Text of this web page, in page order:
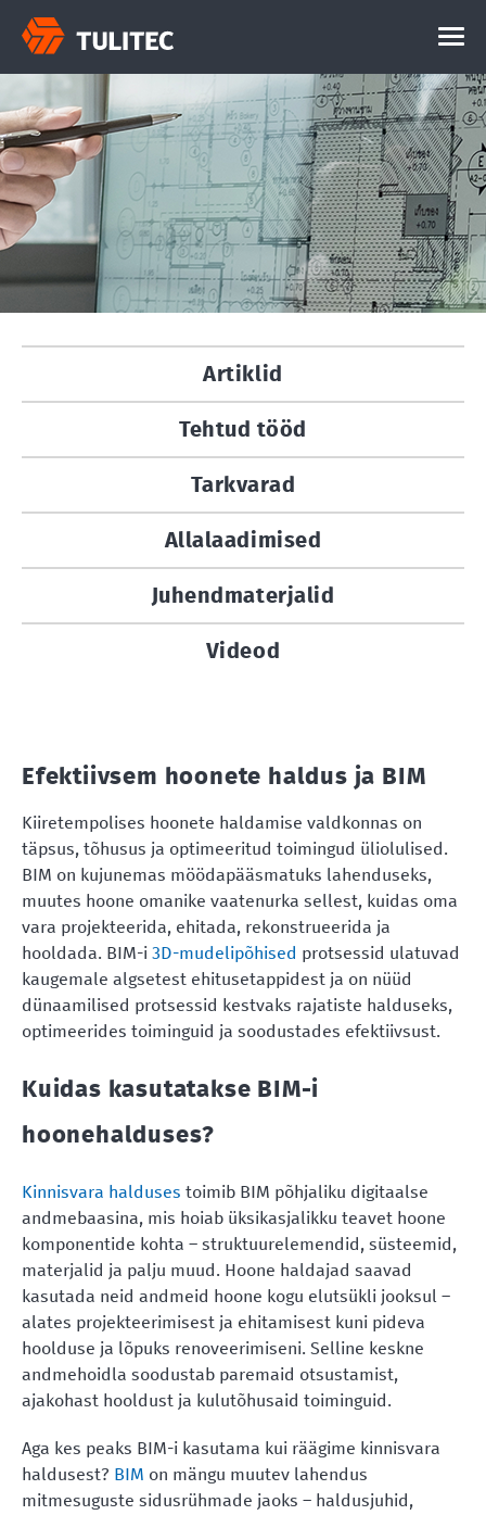
Artiklid
Tehtud tööd
Tarkvarad
Allalaadimised
Juhendmaterjalid
Videod
Efektiivsem hoonete haldus ja BIM
Kiiretempolises hoonete haldamise valdkonnas on
täpsus, tõhusus ja optimeeritud toimingud üliolulised.
BIM on kujunemas möödapääsmatuks lahenduseks,
muutes hoone omanike vaatenurka sellest, kuidas oma
vara projekteerida, ehitada, rekonstrueerida ja
hooldada. BIM-i 3D-mudelipõhised protsessid ulatuvad
kaugemale algsetest ehitusetappidest ja on nüüd
dünaamilised protsessid kestvaks rajatiste halduseks,
optimeerides toiminguid ja soodustades efektiivsust.
Kuidas kasutatakse BIM-i
hoonehalduses?
Kinnisvara halduses toimib BIM põhjaliku digitaalse
andmebaasina, mis hoiab üksikasjalikku teavet hoone
komponentide kohta – struktuurelemendid, süsteemid,
materjalid ja palju muud. Hoone haldajad saavad
kasutada neid andmeid hoone kogu elutsükli jooksul –
alates projekteerimisest ja ehitamisest kuni pideva
hoolduse ja lõpuks renoveerimiseni. Selline keskne
andmehoidla soodustab paremaid otsustamist,
ajakohast hooldust ja kulutõhusaid toiminguid.
Aga kes peaks BIM-i kasutama kui räägime kinnisvara
haldusest? BIM on mängu muutev lahendus
mitmesuguste sidusrühmade jaoks – haldusjuhid,